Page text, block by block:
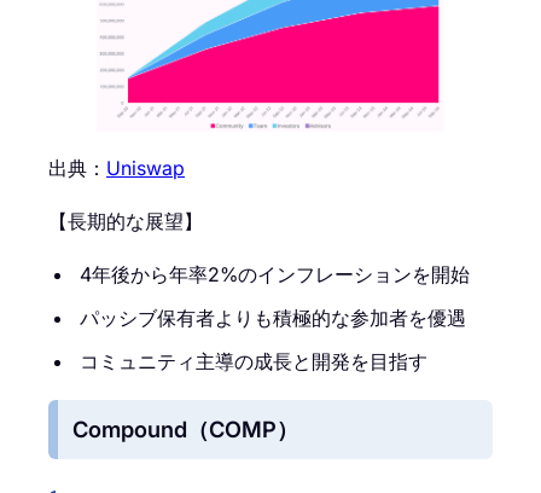
出典： Uniswap
【長期的な展望】
4年後から年率2%のインフレーションを開始
パッシブ保有者よりも積極的な参加者を優遇
コミュニティ主導の成長と開発を目指す
Compound（COMP）